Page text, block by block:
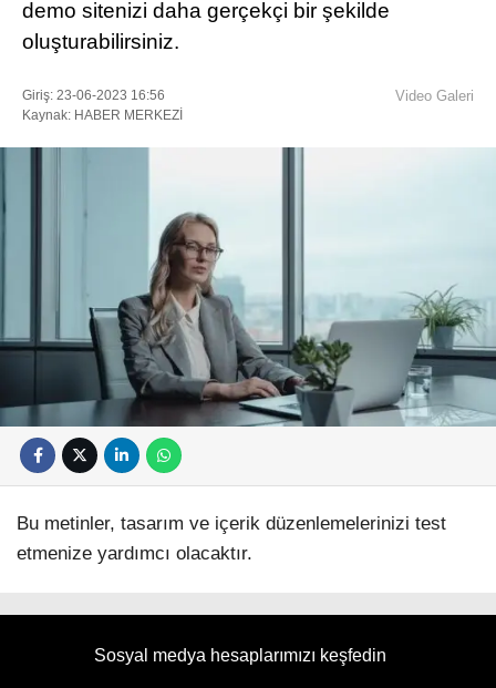
demo sitenizi daha gerçekçi bir şekilde
oluşturabilirsiniz.
Giriş: 23-06-2023 16:56
Kaynak: HABER MERKEZİ
Video Galeri
Bu metinler, tasarım ve içerik düzenlemelerinizi test
etmenize yardımcı olacaktır.
Sosyal medya hesaplarımızı keşfedin